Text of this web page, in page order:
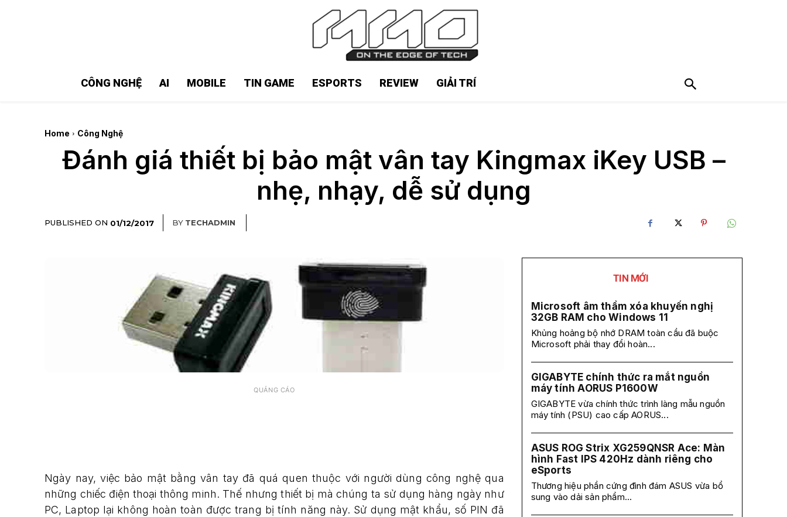
CÔNG NGHỆ AI MOBILE TIN GAME ESPORTS REVIEW GIẢI TRÍ
Home Công Nghệ
Đánh giá thiết bị bảo mật vân tay Kingmax iKey USB –
nhẹ, nhạy, dễ sử dụng
PUBLISHED ON 01/12/2017 BY TECHADMIN
QUẢNG CÁO
Ngày nay, việc bảo mật bằng vân tay đã quá quen thuộc với người dùng công nghệ qua
những chiếc điện thoại thông minh. Thế nhưng thiết bị mà chúng ta sử dụng hàng ngày như
PC, Laptop lại không hoàn toàn được trang bị tính năng này. Sử dụng mật khẩu, số PIN đã
TIN MỚI
Microsoft âm thầm xóa khuyến nghị
32GB RAM cho Windows 11
Khủng hoảng bộ nhớ DRAM toàn cầu đã buộc
Microsoft phải thay đổi hoàn...
GIGABYTE chính thức ra mắt nguồn
máy tính AORUS P1600W
GIGABYTE vừa chính thức trình làng mẫu nguồn
máy tính (PSU) cao cấp AORUS...
ASUS ROG Strix XG259QNSR Ace: Màn
hình Fast IPS 420Hz dành riêng cho
eSports
Thương hiệu phần cứng đình đám ASUS vừa bổ
sung vào dải sản phẩm...